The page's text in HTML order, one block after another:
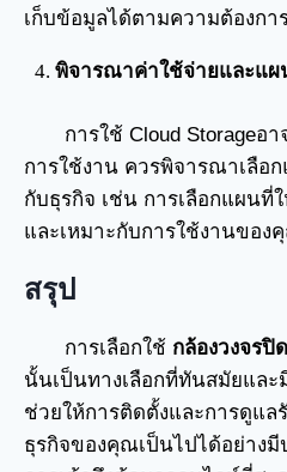
เก็บข้อมูลได้ตามความต้องกา
พิจารณาค่าใช้จ่ายและแผ
การใช้ Cloud Storageอ
การใช้งาน ควรพิจารณาเลือ
กับธุรกิจ เช่น การเลือกแผนที่
และเหมาะกับการใช้งานของ
สรุป
การเลือกใช้ กล้องวงจรปิด
นั้นเป็นทางเลือกที่ทันสมัยและ
ช่วยให้การติดตั้งและการดูแ
ธุรกิจของคุณเป็นไปได้อย่าง